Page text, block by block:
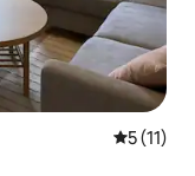
평점 5점
5 (11)